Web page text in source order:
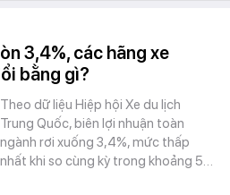
3,4%, các hãng xe
bằng gì?
Theo dữ liệu Hiệp hội Xe du lịch
Trung Quốc, biên lợi nhuận toàn
ngành rơi xuống 3,4%, mức thấp
nhất khi so cùng kỳ trong khoảng 5…